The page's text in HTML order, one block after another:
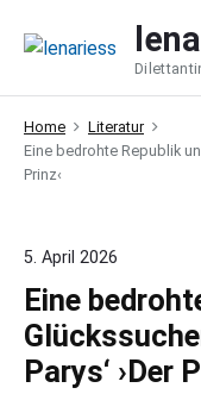
p
Home
Literatur
Eine bedrohte Republik
Prinz‹
5. April 2026
Eine
Parys‘ ›Der